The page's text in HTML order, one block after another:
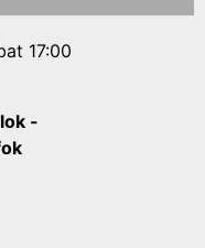
17:00
-